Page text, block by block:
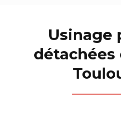
Usinage
détachées